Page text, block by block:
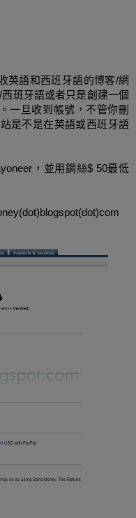
英語和西班牙語的博客/網
/西班牙語或者只是創建一個
一旦收到帳號，不管你刪
是不是在英語或西班牙語
，並用鋼絲$ 50最低